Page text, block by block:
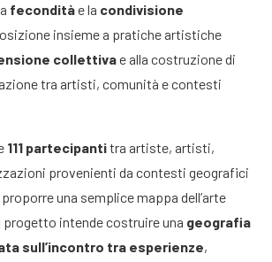
feconditàe la condivisione
insieme a pratiche artistiche
collettivae alla costruzione di
tra artisti, comunità e contesti
111 partecipantitra artiste, artisti,
provenienti da contesti geografici
una semplice mappa dell’arte
intende costruire una geografia
sull’incontro tra esperienze,